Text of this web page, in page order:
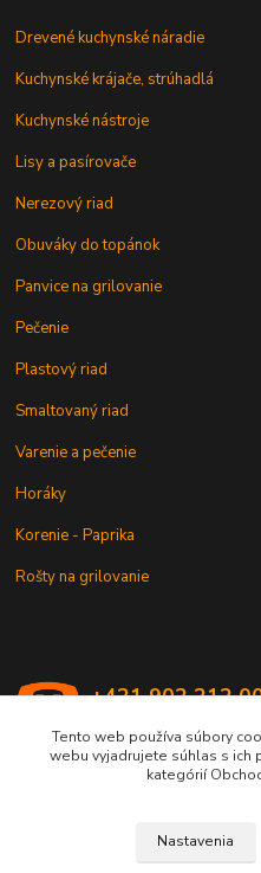
Drevené kuchynské náradie
Kuchynské krájače, strúhadlá
Kuchynské nástroje
Lisy a pasírovače
Nerezový riad
Obuváky do topánok
Panvice na grilovanie
Pečenie
Plastový riad
Smaltovaný riad
Varenie a pečenie
Horáky
Korenie - Paprika
Rošty na grilovanie
+421 902 212
Tento web používa súbory
webu vyjadrujete súhlas s ich
kategórií
Nastavenia